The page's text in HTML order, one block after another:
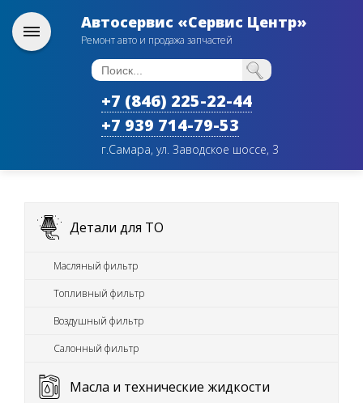
Автосервис «Сервис Центр»
Ремонт авто и продажа запчастей
+7 (846) 225-22-44
+7 939 714-79-53
г.Самара, ул. Заводское шоссе, 3
Детали для ТО
Масляный фильтр
Топливный фильтр
Воздушный фильтр
Салонный фильтр
Масла и технические жидкости